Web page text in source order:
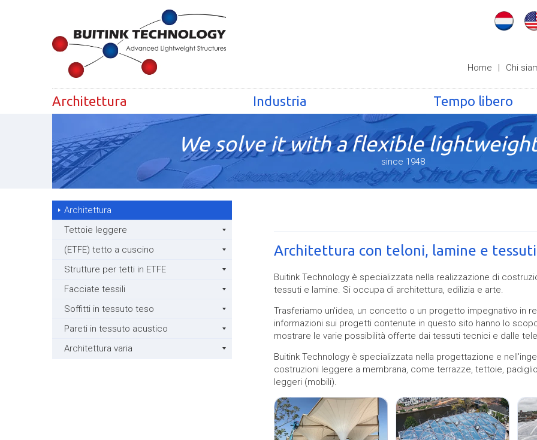
Home | Chi
Architettura Industria Tempo libero
We solve it with a flexible
since 1948
Architettura
Tettoie leggere
(ETFE) tetto a cuscino
Strutture per tetti in ETFE
Facciate tessili
Soffitti in tessuto teso
Pareti in tessuto acustico
Architettura varia
Architettura con teloni, lamine e tessuti
Buitink Technology è specializzata nella realizzazione di
tessuti e lamine. Si occupa di architettura, edilizia e arte.
Trasferiamo un'idea, un concetto o un progetto impegnativo in
informazioni sui progetti contenute in questo sito hanno lo
mostrare le varie possibilità offerte dai tessuti tecnici e dalle
Buitink Technology è specializzata nella progettazione e
costruzioni leggere a membrana, come terrazze, tettoie,
leggeri (mobili).